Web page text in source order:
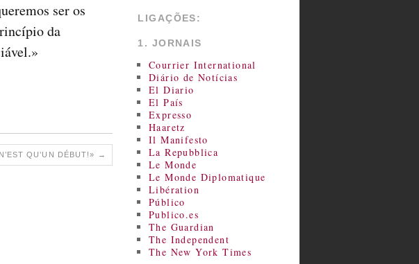
ser os
da
QU’UN DÉBUT!» →
LIGAÇÕES:
1. JORNAIS
Courrier International
Diário de Notícias
El Diario
El País
Expresso
Haaretz
Il Manifesto
La Repubblica
Le Monde
Le Monde Diplomatique
Libération
Público
Publico.es
The Guardian
The Independent
The New York Times